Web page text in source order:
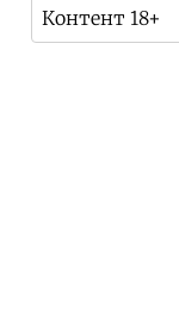
Контент 18+